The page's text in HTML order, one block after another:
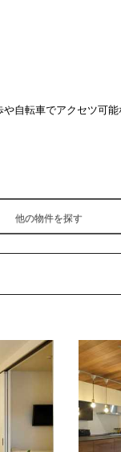
自転車でアクセツ可能
他の物件を探す